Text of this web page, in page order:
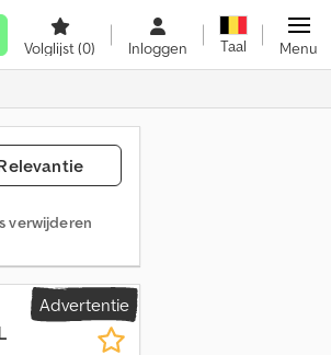
Volglijst(0) Inloggen Taal Menu
verwijderen
Advertentie